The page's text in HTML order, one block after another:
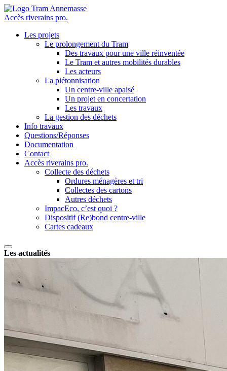
Accès riverains pro.
Les projets
Le prolongement du Tram
Des travaux pour une ville réinventée
Le Tram et autres mobilités durables
Les acteurs
La piétonnisation
Un centre-ville apaisé
Un projet en concertation
Les travaux
La gestion des déchets
Info travaux
Questions/Réponses
Documentation
Contact
Accès riverains pro.
Collecte des déchets
Ordures ménagères et tri
Collectes des cartons
Autres déchets
ImpacEco, c’est quoi ?
Dispositif (Re)bond centre-ville
Cartes cadeaux
Les actualités